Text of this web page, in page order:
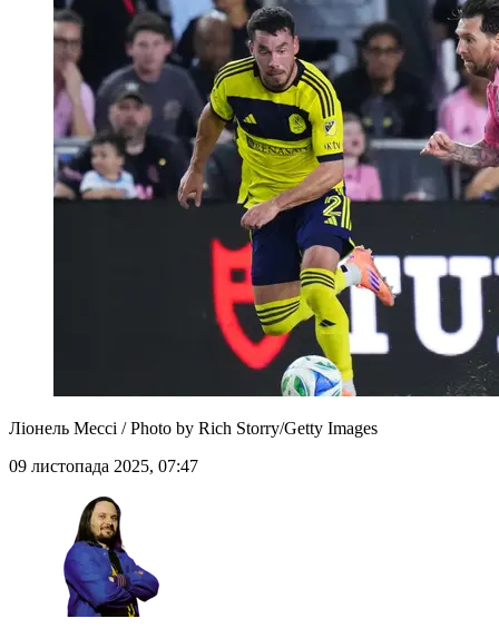
Ліонель Мессі / Photo by Rich Storry/Getty Images
09 листопада 2025, 07:47